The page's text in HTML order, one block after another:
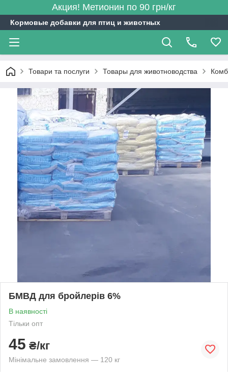
Акция! Метионин по 90 грн/кг
Кормовые добавки для птиц и животных
Товари та послуги Товары для животноводства
БМВД для бройлерів 6%
В наявності
Тільки опт
45 ₴/кг
Мінімальне замовлення — 120 кг